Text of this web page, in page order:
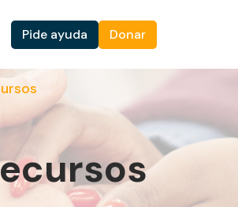
Pide ayuda Donar